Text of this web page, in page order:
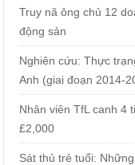
Truy nã ông chủ 12
động sản
Nghiên cứu: Thực
Anh (giai đoạn 2014-
Nhân viên TfL canh 4
£2,000
Sát thủ trẻ tuổi: